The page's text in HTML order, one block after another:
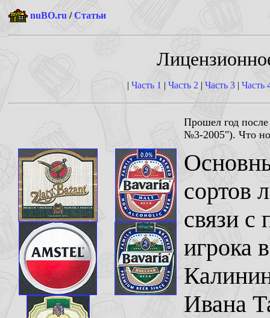
nuBO.ru/Статьи
| Часть 1 | Часть 2 |Часть 3| Часть
Прошел год
№3-2005"). Что
сортов
связи с
игрока
Ивана